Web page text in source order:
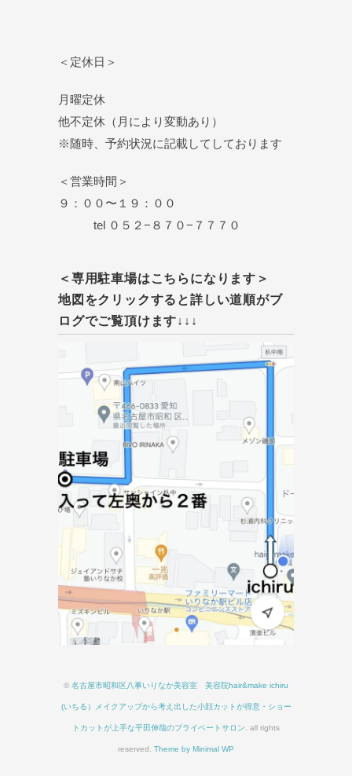
＜定休日＞
月曜定休
他不定休（月により変動あり）
※随時、予約状況に記載してしております
＜営業時間＞
９：００〜１９：００
tel ０５２−８７０−７７７０
＜専用駐車場はこちらになります＞
地図をクリックすると詳しい道順がブ
ログでご覧頂けます↓↓↓
© 名古屋市昭和区八事いりなか美容室 美容院hair&make ichiru
(いちる）メイクアップから考え出した小顔カットが得意・ショー
トカットが上手な平田伸哉のプライベートサロン. all rights
reserved. Theme by Minimal WP